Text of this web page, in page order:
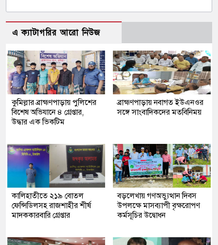
এ ক্যাটাগরির আরো নিউজ
কুমিল্লার ব্রাহ্মণপাড়ায় পুলিশের
বিশেষ অভিযানে ৪ গ্রেপ্তার,
উদ্ধার এক ভিকটিম
ব্রাহ্মণপাড়ায় নবাগত ইউএনওর
সঙ্গে সাংবাদিকদের মতবিনিময়
কালিহাতীতে ২১৯ বোতল
ফেন্সিডিলসহ রাজশাহীর শীর্ষ
মাদককারবারি গ্রেপ্তার
বড়লেখায় গণঅভ্যুত্থান দিবস
উপলক্ষে মাসব্যাপী বৃক্ষরোপণ
কর্মসূচির উদ্বোধন